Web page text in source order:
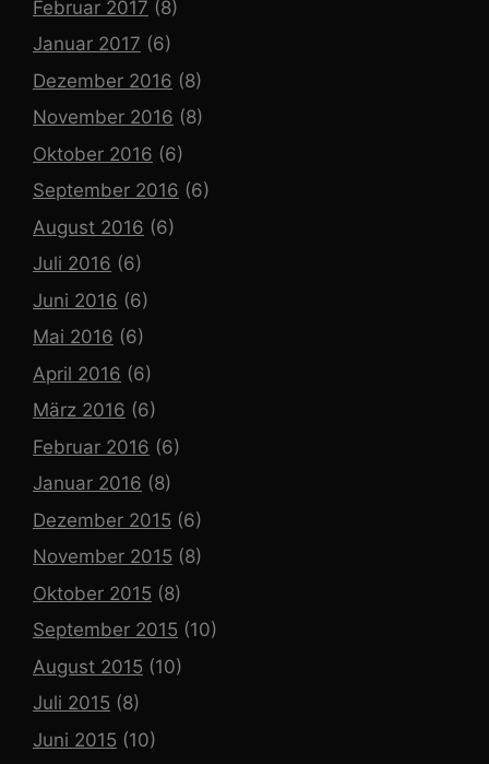
Februar 2017 (8)
Januar 2017 (6)
Dezember 2016 (8)
November 2016 (8)
Oktober 2016 (6)
September 2016 (6)
August 2016 (6)
Juli 2016 (6)
Juni 2016 (6)
Mai 2016 (6)
April 2016 (6)
März 2016 (6)
Februar 2016 (6)
Januar 2016 (8)
Dezember 2015 (6)
November 2015 (8)
Oktober 2015 (8)
September 2015 (10)
August 2015 (10)
Juli 2015 (8)
Juni 2015 (10)